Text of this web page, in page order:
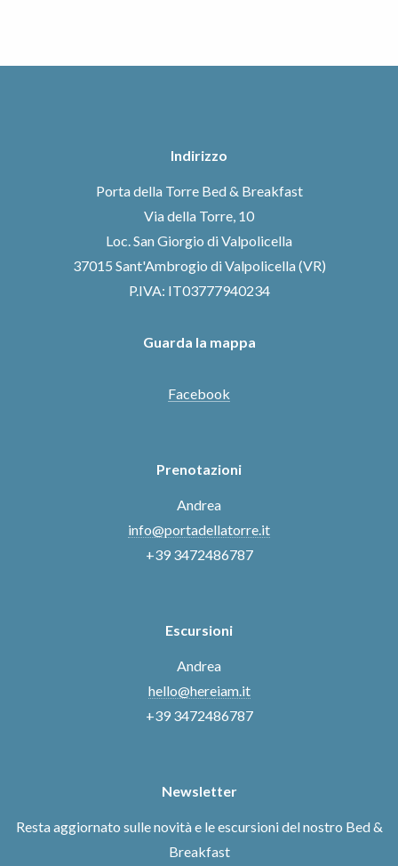
Indirizzo
Porta della Torre Bed & Breakfast
Via della Torre, 10
Loc. San Giorgio di Valpolicella
37015 Sant'Ambrogio di Valpolicella (VR)
P.IVA: IT03777940234
Guarda la mappa
Facebook
Prenotazioni
Andrea
info@portadellatorre.it
+39 3472486787
Escursioni
Andrea
hello@hereiam.it
+39 3472486787
Newsletter
Resta aggiornato sulle novità e le escursioni del nostro Bed &
Breakfast